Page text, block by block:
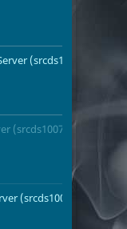
(srcds1002-fsn-
(srcds1007-hel-
0/4c9m1_alleys
(srcds1003-c9m1_alleys